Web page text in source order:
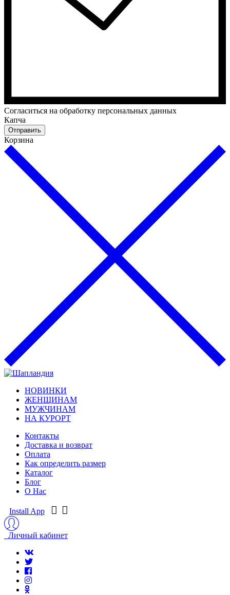
Cогласиться на обработку персональных данных
Капча
Отправить
Корзина
НОВИНКИ
ЖЕНЩИНАМ
МУЖЧИНАМ
НА КУРОРТ
Контакты
Доставка и возврат
Оплата
Как определить размер
Каталог
Блог
О Нас
Install App
Личный кабинет